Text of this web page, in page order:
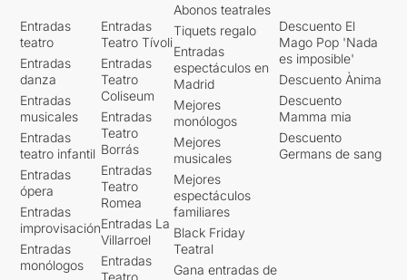
Entradas
teatro
Entradas
danza
Entradas
musicales
Entradas
teatro infantil
Entradas
ópera
Entradas
improvisación
Entradas
monólogos
Entradas
Teatro Tívoli
Entradas
Teatro
Coliseum
Entradas
Teatro
Borrás
Entradas
Teatro
Romea
Entradas La
Villarroel
Entradas
Teatro
Abonos teatrales
Tiquets regalo
Entradas
espectáculos en
Madrid
Mejores
monólogos
Mejores
musicales
Mejores
espectáculos
familiares
Black Friday
Teatral
Gana entradas de
Descuento El
Mago Pop 'Nada
es imposible'
Descuento Ànima
Descuento
Mamma mia
Descuento
Germans de sang